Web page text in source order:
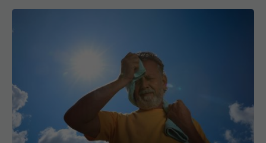
Combinația ideală pentru a evita deshidratarea
în timpul valurilor de căldură